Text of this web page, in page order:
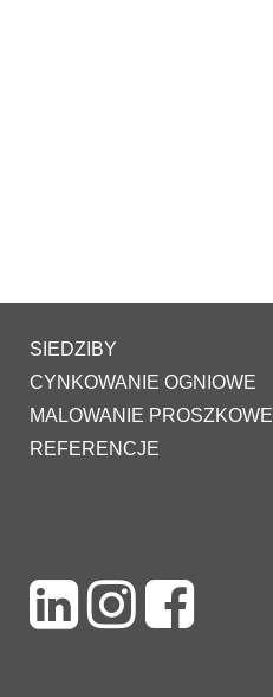
SIEDZIBY
CYNKOWANIE OGNIOWE
MALOWANIE PROSZKOWE
REFERENCJE